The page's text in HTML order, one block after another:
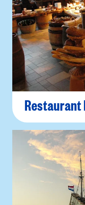
Restaurant